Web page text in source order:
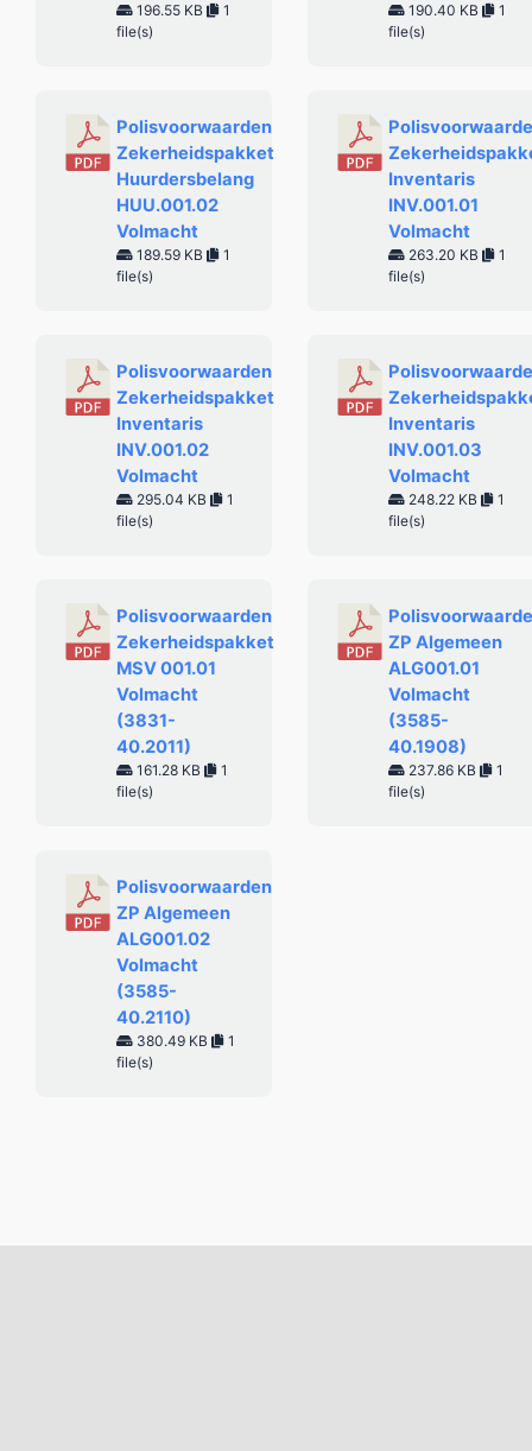
196.55 KB
1
file(s)
190.40 KB
1
file(s)
Polisvoorwaarden
Zekerheidspakket
Huurdersbelang
HUU.001.02
Volmacht
189.59 KB
1
file(s)
Inventaris
INV.001.01
Volmacht
263.20 KB
1
file(s)
Polisvoorwaarden
Zekerheidspakket
Inventaris
INV.001.02
Volmacht
295.04 KB
1
file(s)
Inventaris
INV.001.03
Volmacht
248.22 KB
1
file(s)
Polisvoorwaarden
Zekerheidspakket
MSV 001.01
Volmacht
(3831-
40.2011)
161.28 KB
1
file(s)
ZP Algemeen
ALG001.01
Volmacht
(3585-
40.1908)
237.86 KB
1
file(s)
Polisvoorwaarden
ZP Algemeen
ALG001.02
Volmacht
(3585-
40.2110)
380.49 KB
1
file(s)